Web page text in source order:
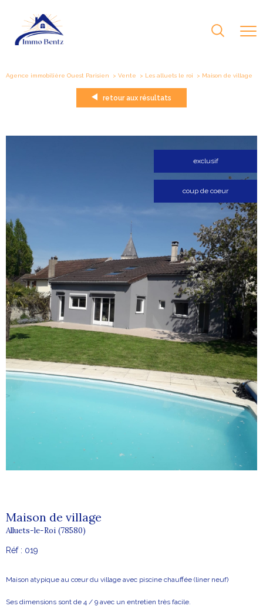
Agence immobilière Ouest Parisien Vente Les alluets le roi maison de village
retour aux résultats
exclusif
coup de coeur
Maison de village
Alluets-le-Roi (78580)
Réf : 019
Maison atypique au cœur du village avec piscine chauffée (liner neuf)
Ses dimensions sont de 4 / 9 avec un entretien très facile.